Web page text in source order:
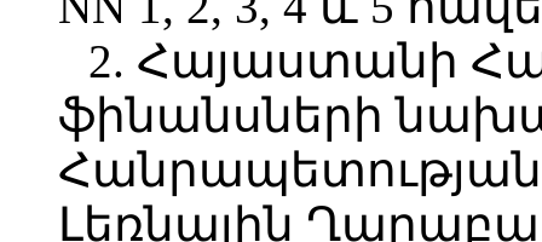
2. Հայաստանի
ֆինանսների
Լեռնային